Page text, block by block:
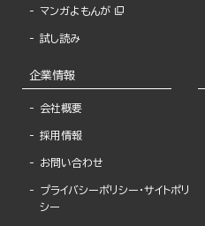
マンガよもんが
試し読み
企業情報
会社概要
採用情報
お問い合わせ
プライバシーポリシー・サイトポリ
シー